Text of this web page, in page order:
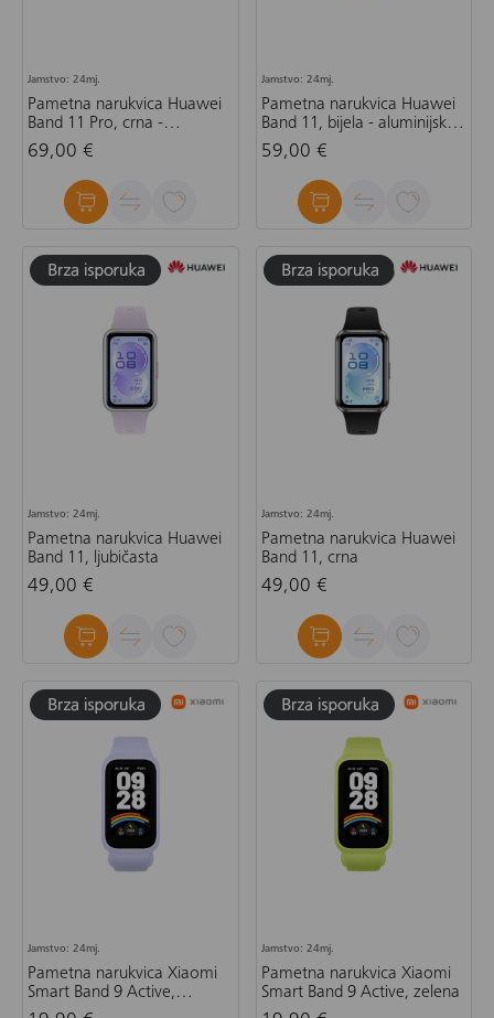
Jamstvo: 24mj.
Pametna narukvica Huawei
Band 11 Pro, crna -
aluminijsko kućište
69,00 €
Jamstvo: 24mj.
Pametna narukvica Huawei
Band 11, bijela - aluminijsko
kućište
59,00 €
Jamstvo: 24mj.
Pametna narukvica Huawei
Band 11, ljubičasta
49,00 €
Jamstvo: 24mj.
Pametna narukvica Huawei
Band 11, crna
49,00 €
Jamstvo: 24mj.
Pametna narukvica Xiaomi
Smart Band 9 Active,
ljubičasta
Jamstvo: 24mj.
Pametna narukvica Xiaomi
Smart Band 9 Active, zelena